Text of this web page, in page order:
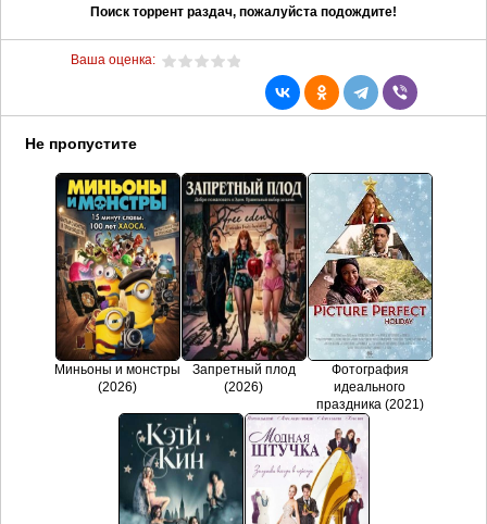
Поиск торрент раздач, пожалуйста подождите!
Ваша оценка:
Не пропустите
Миньоны и монстры
(2026)
Запретный плод
(2026)
Фотография
идеального
праздника (2021)